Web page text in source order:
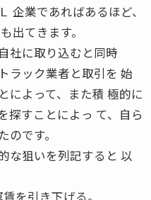
企業であればあるほど、
出てきます。
社に取り込むと同時
ラック業者と取引を 始
によって、また積 極的に
探すことによっ て、自ら
です。
な狙いを列記すると 以
を引き下げる。